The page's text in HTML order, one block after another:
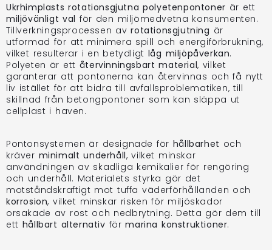
Ukrhimplasts rotationsgjutna polyetenpontoner är ett
miljövänligt val för den miljömedvetna konsumenten.
Tillverkningsprocessen avrotationsgjutning är
utformad för att minimera spill och energiförbrukning,
vilket resulterar i en betydligt låg miljöpåverkan.
Polyeten är ett återvinningsbart material, vilket
garanterar att pontonerna kan återvinnas och få nytt
liv istället för att bidra till avfallsproblematiken, till
skillnad från betongpontoner som kan släppa ut
cellplast i haven.
Pontonsystemen är designade för hållbarhet och
kräver minimalt underhåll, vilket minskar
användningen av skadliga kemikalier för rengöring
och underhåll. Materialets styrka gör det
motståndskraftigt mot tuffa väderförhållanden och
korrosion, vilket minskar risken för miljöskador
orsakade av rost och nedbrytning. Detta gör dem till
ett hållbart alternativ förmarina konstruktioner.